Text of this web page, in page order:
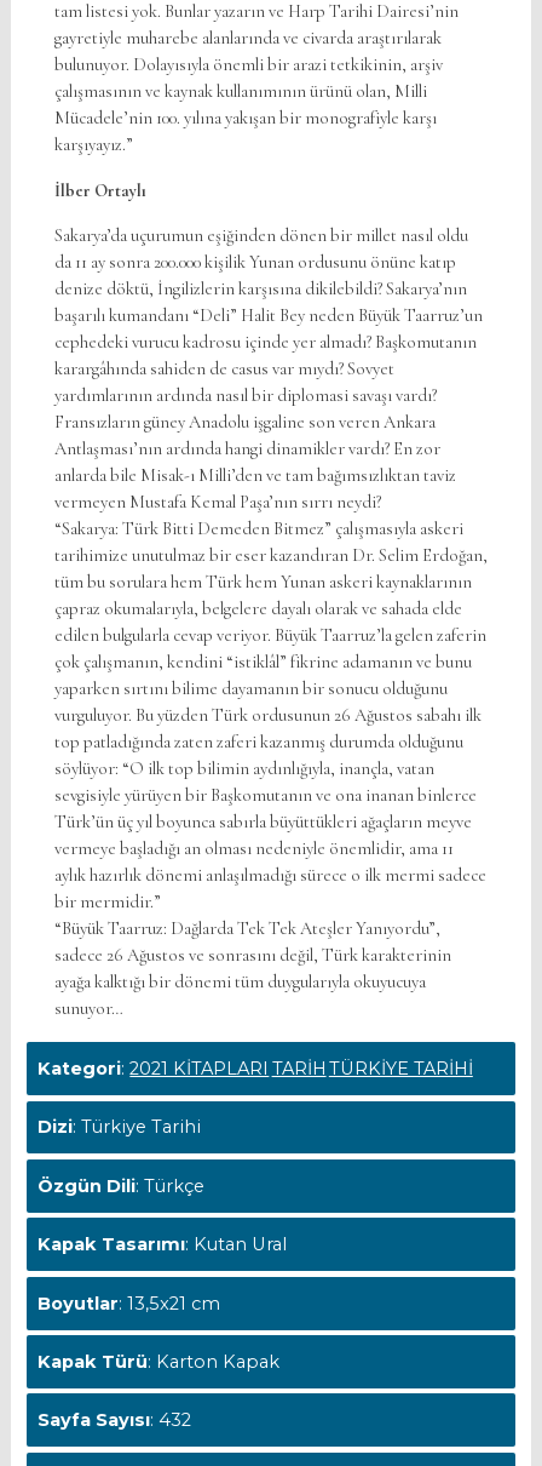
tam listesi yok. Bunlar yazarın ve Harp Tarihi Dairesi’nin
gayretiyle muharebe alanlarında ve civarda araştırılarak
bulunuyor. Dolayısıyla önemli bir arazi tetkikinin, arşiv
çalışmasının ve kaynak kullanımının ürünü olan, Milli
Mücadele’nin 100. yılına yakışan bir monografiyle karşı
karşıyayız.”
İlber Ortaylı
Sakarya’da uçurumun eşiğinden dönen bir millet nasıl oldu
da 11 ay sonra 200.000 kişilik Yunan ordusunu önüne katıp
denize döktü, İngilizlerin karşısına dikilebildi? Sakarya’nın
başarılı kumandanı “Deli” Halit Bey neden Büyük Taarruz’un
cephedeki vurucu kadrosu içinde yer almadı? Başkomutanın
karargâhında sahiden de casus var mıydı? Sovyet
yardımlarının ardında nasıl bir diplomasi savaşı vardı?
Fransızların güney Anadolu işgaline son veren Ankara
Antlaşması’nın ardında hangi dinamikler vardı? En zor
anlarda bile Misak-ı Milli’den ve tam bağımsızlıktan taviz
vermeyen Mustafa Kemal Paşa’nın sırrı neydi?
“Sakarya: Türk Bitti Demeden Bitmez” çalışmasıyla askeri
tarihimize unutulmaz bir eser kazandıran Dr. Selim Erdoğan,
tüm bu sorulara hem Türk hem Yunan askeri kaynaklarının
çapraz okumalarıyla, belgelere dayalı olarak ve sahada elde
edilen bulgularla cevap veriyor. Büyük Taarruz’la gelen zaferin
çok çalışmanın, kendini “istiklâl” fikrine adamanın ve bunu
yaparken sırtını bilime dayamanın bir sonucu olduğunu
vurguluyor. Bu yüzden Türk ordusunun 26 Ağustos sabahı ilk
top patladığında zaten zaferi kazanmış durumda olduğunu
söylüyor: “O ilk top bilimin aydınlığıyla, inançla, vatan
sevgisiyle yürüyen bir Başkomutanın ve ona inanan binlerce
Türk’ün üç yıl boyunca sabırla büyüttükleri ağaçların meyve
vermeye başladığı an olması nedeniyle önemlidir, ama 11
aylık hazırlık dönemi anlaşılmadığı sürece o ilk mermi sadece
bir mermidir.”
“Büyük Taarruz: Dağlarda Tek Tek Ateşler Yanıyordu”,
sadece 26 Ağustos ve sonrasını değil, Türk karakterinin
ayağa kalktığı bir dönemi tüm duygularıyla okuyucuya
sunuyor…
Kategori:2021 KİTAPLARI TARİH TÜRKİYE TARİHİ
Dizi: Türkiye Tarihi
Özgün Dili: Türkçe
Kapak Tasarımı: Kutan Ural
Boyutlar: 13,5x21 cm
Kapak Türü: Karton Kapak
Sayfa Sayısı: 432